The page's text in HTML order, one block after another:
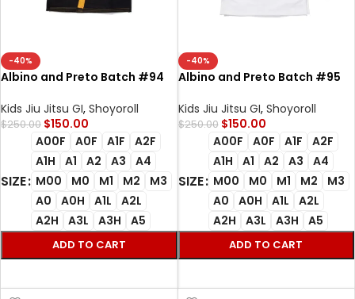
-40%
Albino and Preto Batch #94
Bjj Gi Classic (Orange) black
Kids Jiu Jitsu GI, Shoyoroll
$250.00 $150.00
SIZE
A00F A0F A1F
A2F
A1H
A1 A2 A3
A4
M00
M0 M1 M2
M3
A0
A0H A1L
A2L
A2H
A3L A3H A5
ADD TO CART
-40%
Albino and Preto Batch #95
Kids Jiu Jitsu GI, Shoyoroll
$250.00 $150.00
SIZE
A00F A0F A1F
A2F
A1H
A1 A2 A3
A4
M00
M0 M1 M2
M3
A0
A0H A1L
A2L
A2H
A3L A3H A5
ADD TO CART